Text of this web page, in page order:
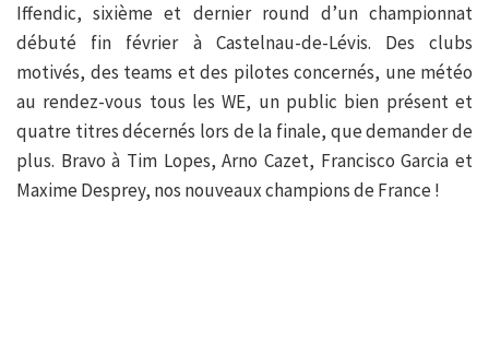
Iffendic, sixième et dernier round d’un championnat
débuté fin février à Castelnau-de-Lévis. Des clubs
motivés, des teams et des pilotes concernés, une météo
au rendez-vous tous les WE, un public bien présent et
quatre titres décernés lors de la finale, que demander de
plus. Bravo à Tim Lopes, Arno Cazet, Francisco Garcia et
Maxime Desprey, nos nouveaux champions de France !